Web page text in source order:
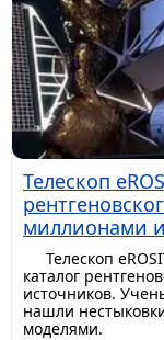
Телескоп
миллионами
Телескоп
каталог
источников.
нашли
моделями.